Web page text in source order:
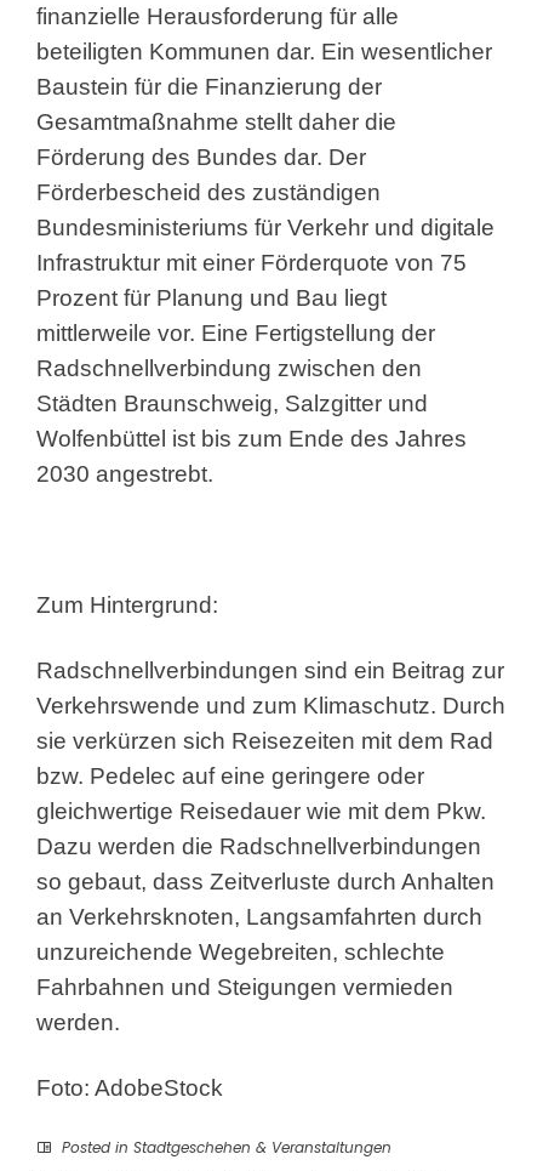
finanzielle Herausforderung für alle
beteiligten Kommunen dar. Ein wesentlicher
Baustein für die Finanzierung der
Gesamtmaßnahme stellt daher die
Förderung des Bundes dar. Der
Förderbescheid des zuständigen
Bundesministeriums für Verkehr und digitale
Infrastruktur mit einer Förderquote von 75
Prozent für Planung und Bau liegt
mittlerweile vor. Eine Fertigstellung der
Radschnellverbindung zwischen den
Städten Braunschweig, Salzgitter und
Wolfenbüttel ist bis zum Ende des Jahres
2030 angestrebt.
Zum Hintergrund:
Radschnellverbindungen sind ein Beitrag zur
Verkehrswende und zum Klimaschutz. Durch
sie verkürzen sich Reisezeiten mit dem Rad
bzw. Pedelec auf eine geringere oder
gleichwertige Reisedauer wie mit dem Pkw.
Dazu werden die Radschnellverbindungen
so gebaut, dass Zeitverluste durch Anhalten
an Verkehrsknoten, Langsamfahrten durch
unzureichende Wegebreiten, schlechte
Fahrbahnen und Steigungen vermieden
werden.
Foto: AdobeStock
Posted in Stadtgeschehen & Veranstaltungen